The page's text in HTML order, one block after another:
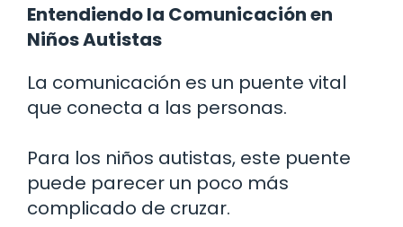
Entendiendo la Comunicación en
Niños Autistas
La comunicación es un puente vital
que conecta a las personas.
Para los niños autistas, este puente
puede parecer un poco más
complicado de cruzar.